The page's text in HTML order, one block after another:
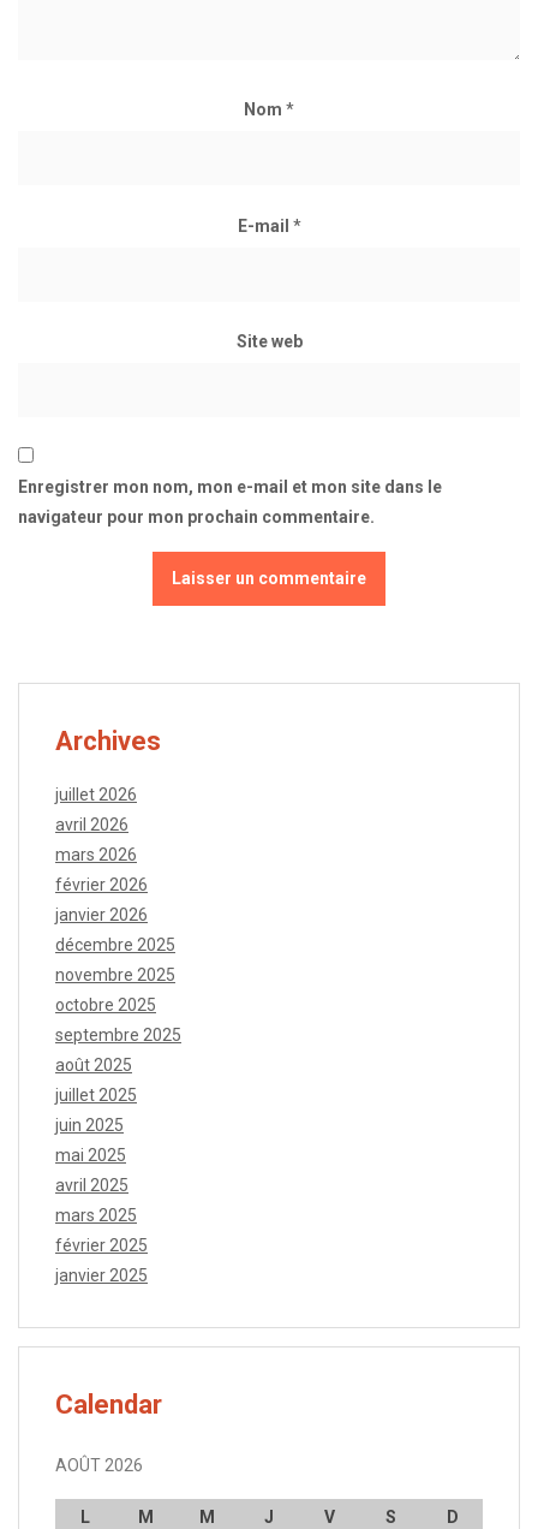
Nom *
E-mail *
Site web
Enregistrer mon nom, mon e-mail et mon site dans le
navigateur pour mon prochain commentaire.
Archives
juillet 2026
avril 2026
mars 2026
février 2026
janvier 2026
décembre 2025
novembre 2025
octobre 2025
septembre 2025
août 2025
juillet 2025
juin 2025
mai 2025
avril 2025
mars 2025
février 2025
janvier 2025
Calendar
AOÛT 2026
L M M J V S
D